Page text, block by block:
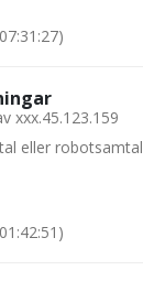
xxx.45.123.159
eller robotsamtal